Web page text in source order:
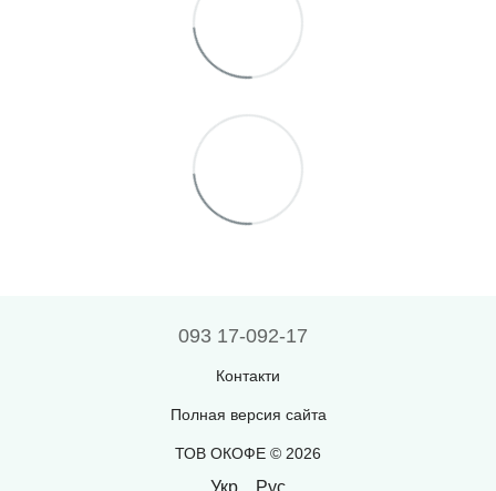
093 17-092-17
Контакти
Полная версия сайта
ТОВ ОКОФЕ © 2026